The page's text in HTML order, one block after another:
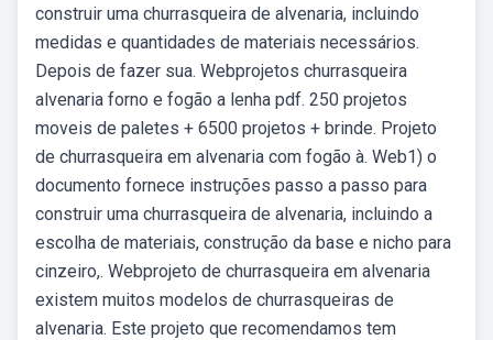
construir uma churrasqueira de alvenaria, incluindo
medidas e quantidades de materiais necessários.
Depois de fazer sua. Webprojetos churrasqueira
alvenaria forno e fogão a lenha pdf. 250 projetos
moveis de paletes + 6500 projetos + brinde. Projeto
de churrasqueira em alvenaria com fogão à. Web1) o
documento fornece instruções passo a passo para
construir uma churrasqueira de alvenaria, incluindo a
escolha de materiais, construção da base e nicho para
cinzeiro,. Webprojeto de churrasqueira em alvenaria
existem muitos modelos de churrasqueiras de
alvenaria. Este projeto que recomendamos tem